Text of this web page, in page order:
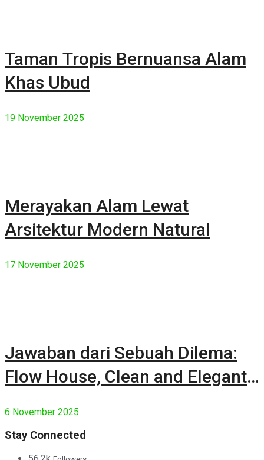
Taman Tropis Bernuansa Alam
Khas Ubud
19 November 2025
Merayakan Alam Lewat
Arsitektur Modern Natural
17 November 2025
Jawaban dari Sebuah Dilema:
Flow House, Clean and Elegant
6 November 2025
Stay Connected